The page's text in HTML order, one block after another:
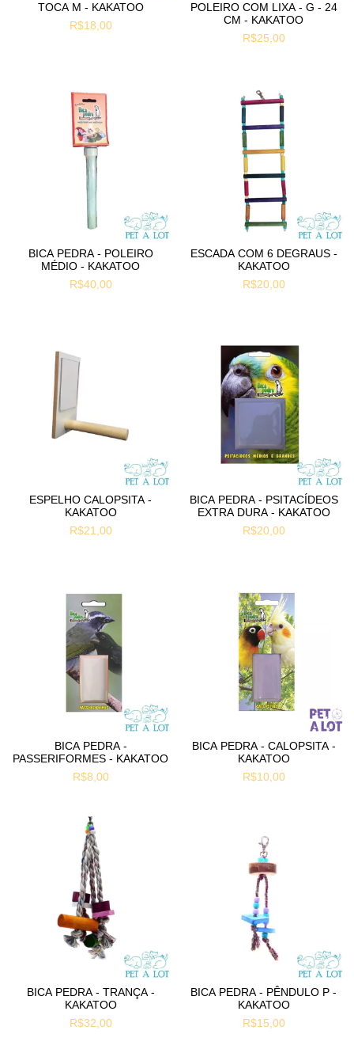
TOCA M - KAKATOO
R$18,00
POLEIRO COM LIXA - G - 24
CM - KAKATOO
R$25,00
BICA PEDRA - POLEIRO
MÉDIO - KAKATOO
R$40,00
ESCADA COM 6 DEGRAUS -
KAKATOO
R$20,00
ESPELHO CALOPSITA -
KAKATOO
R$21,00
BICA PEDRA - PSITACÍDEOS
EXTRA DURA - KAKATOO
R$20,00
BICA PEDRA -
PASSERIFORMES - KAKATOO
R$8,00
BICA PEDRA - CALOPSITA -
KAKATOO
R$10,00
BICA PEDRA - TRANÇA -
KAKATOO
R$32,00
BICA PEDRA - PÊNDULO P -
KAKATOO
R$15,00